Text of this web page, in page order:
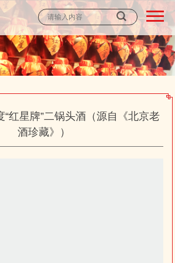
“红星牌”二锅头酒（源自《北京老
酒珍藏》）